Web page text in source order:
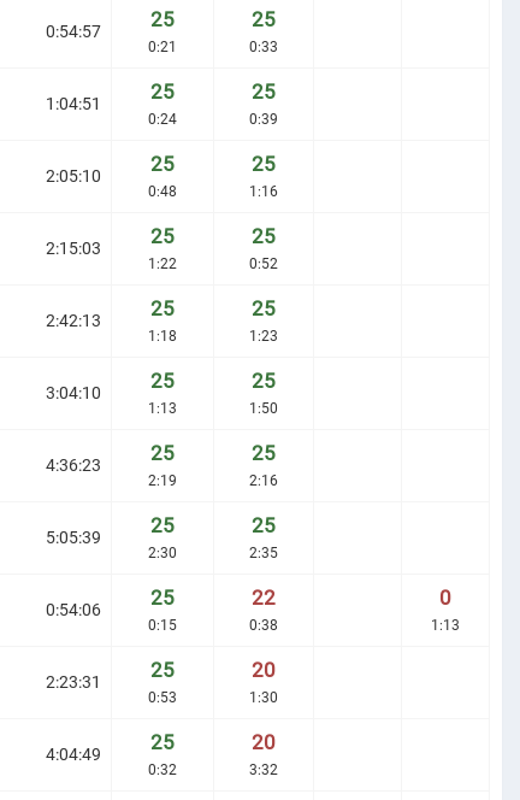
0:54:57 25
0:21
25
0:33
1:04:51 25
0:24
25
0:39
2:05:10 25
0:48
25
1:16
2:15:03 25
1:22
25
0:52
2:42:13 25
1:18
25
1:23
3:04:10 25
1:13
25
1:50
4:36:23 25
2:19
25
2:16
5:05:39 25
2:30
25
2:35
0:54:06 25
0:15
22
0:38
0
1:13
2:23:31 25
0:53
20
1:30
4:04:49 25
0:32
20
3:32